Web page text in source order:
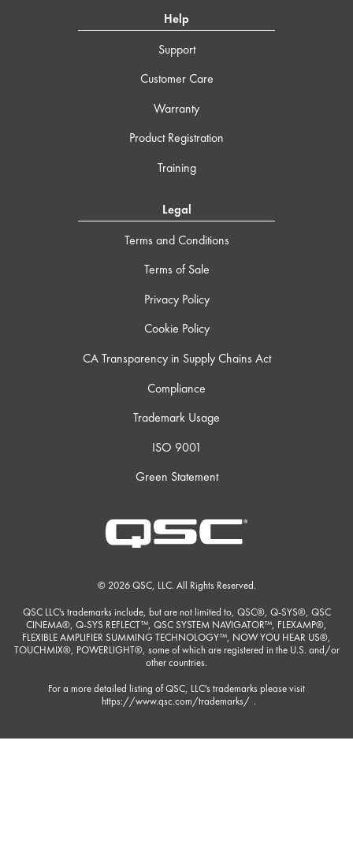
Help
Support
Customer Care
Warranty
Product Registration
Training
Legal
Terms and Conditions
Terms of Sale
Privacy Policy
Cookie Policy
CA Transparency in Supply Chains Act
Compliance
Trademark Usage
ISO 9001
Green Statement
© 2026 QSC, LLC. All Rights Reserved.
QSC LLC's trademarks include, but are not limited to, QSC®, Q-SYS®, QSC
CINEMA®, Q-SYS REFLECT™, QSC SYSTEM NAVIGATOR™, FLEXAMP®,
FLEXIBLE AMPLIFIER SUMMING TECHNOLOGY™, NOW YOU HEAR US®,
TOUCHMIX®, POWERLIGHT®, some of which are registered in the U.S. and/or
other countries.
For a more detailed listing of QSC, LLC's trademarks please visit
https://www.qsc.com/trademarks/ .